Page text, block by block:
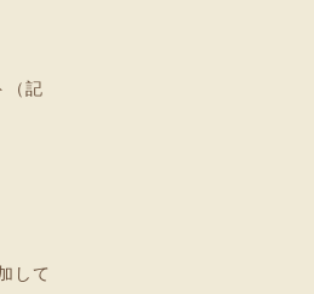
（記
して